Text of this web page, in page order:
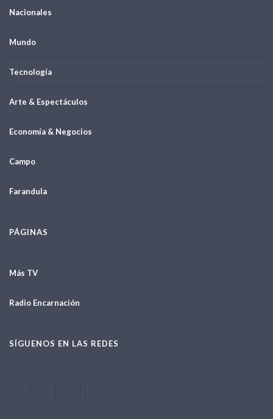
Nacionales
Mundo
Tecnología
Arte & Espectáculos
Economía & Negocios
Campo
Farandula
PÁGINAS
Más TV
Radio Encarnación
SÍGUENOS EN LAS REDES